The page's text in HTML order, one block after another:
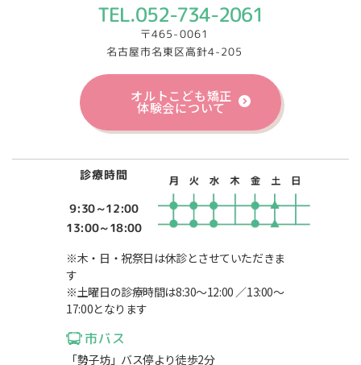
TEL.052-734-2061
〒465-0061
名古屋市名東区高針4-205
オルトこども矯正
体験会について
診療時間
9:30～12:00
13:00～18:00
※木・日・祝祭日は休診とさせていただきま
す
※土曜日の診療時間は8:30～12:00 ／13:00～
17:00となります
市バス
「勢子坊」バス停より徒歩2分